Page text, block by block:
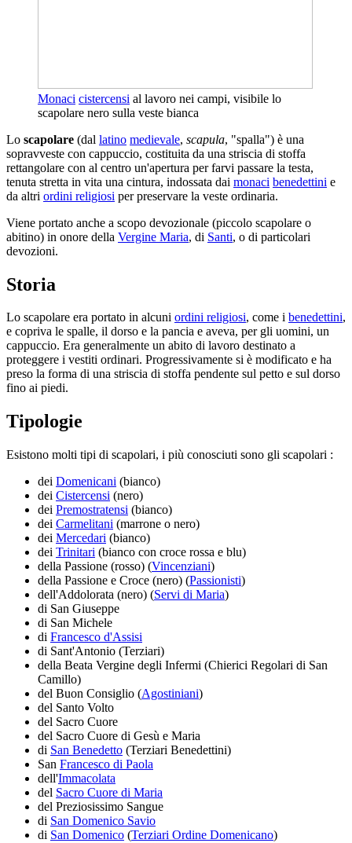
Monaci cistercensi al lavoro nei campi, visibile lo
scapolare nero sulla veste bianca
Lo scapolare (dal latino medievale, scapula, "spalla") è una
sopravveste con cappuccio, costituita da una striscia di stoffa
rettangolare con al centro un'apertura per farvi passare la testa,
tenuta stretta in vita una cintura, indossata dai monaci benedettini e
da altri ordini religiosi per preservare la veste ordinaria.
Viene portato anche a scopo devozionale (piccolo scapolare o
abitino) in onore della Vergine Maria, di Santi, o di particolari
devozioni.
Storia
Lo scapolare era portato in alcuni ordini religiosi, come i benedettini,
e copriva le spalle, il dorso e la pancia e aveva, per gli uomini, un
cappuccio. Era generalmente un abito di lavoro destinato a
proteggere i vestiti ordinari. Progressivamente si è modificato e ha
preso la forma di una striscia di stoffa pendente sul petto e sul dorso
fino ai piedi.
Tipologie
Esistono molti tipi di scapolari, i più conosciuti sono gli scapolari :
dei Domenicani (bianco)
dei Cistercensi (nero)
dei Premostratensi (bianco)
dei Carmelitani (marrone o nero)
dei Mercedari (bianco)
dei Trinitari (bianco con croce rossa e blu)
della Passione (rosso) (Vincenziani)
della Passione e Croce (nero) (Passionisti)
dell'Addolorata (nero) (Servi di Maria)
di San Giuseppe
di San Michele
di Francesco d'Assisi
di Sant'Antonio (Terziari)
della Beata Vergine degli Infermi (Chierici Regolari di San
Camillo)
del Buon Consiglio (Agostiniani)
del Santo Volto
del Sacro Cuore
del Sacro Cuore di Gesù e Maria
di San Benedetto (Terziari Benedettini)
San Francesco di Paola
dell'Immacolata
del Sacro Cuore di Maria
del Preziosissimo Sangue
di San Domenico Savio
di San Domenico (Terziari Ordine Domenicano)